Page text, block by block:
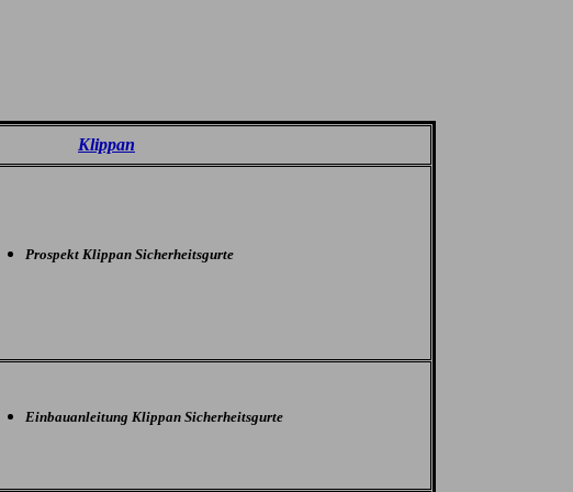
Klippan
Prospekt Klippan Sicherheitsgurte
Einbauanleitung Klippan Sicherheitsgurte